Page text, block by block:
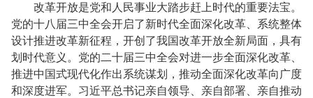
改革开放是党和人民事业大踏步赶上时代的重要法宝。
党的十八届三中全会开启了新时代全面深化改革、系统整体
设计推进改革新征程，开创了我国改革开放全新局面，具有
划时代意义。党的二十届三中全会对进一步全面深化改革、
推进中国式现代化作出系统谋划，推动全面深化改革向广度
和深度进军。习近平总书记亲自领导、亲自部署、亲自推动